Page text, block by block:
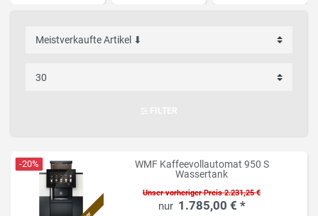
-20%
WMF Kaffeevollautomat 950 S
Wassertank
Unser vorheriger Preis 2.231,25 €
1.785,00 € *